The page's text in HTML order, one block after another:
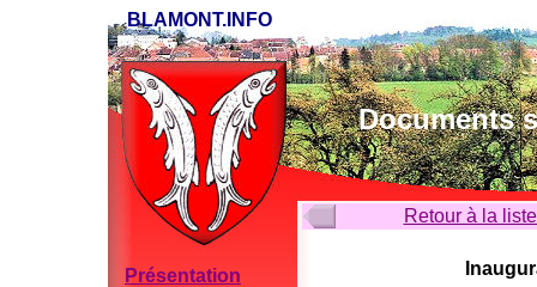
BLAMONT.INFO
Documents
Présentation
Retour à la